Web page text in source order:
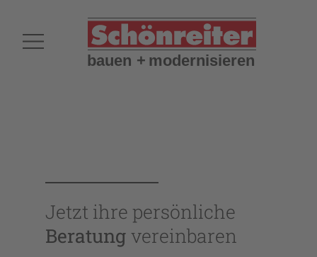
Jetzt ihre persönliche
Beratung vereinbaren